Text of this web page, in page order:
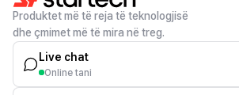
Produktet më të reja të teknologjisë
dhe çmimet më të mira në treg.
Live chat
Online tani